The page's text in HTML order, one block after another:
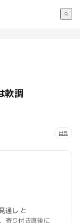
軟調
出典
通し と
寄り付き直後に